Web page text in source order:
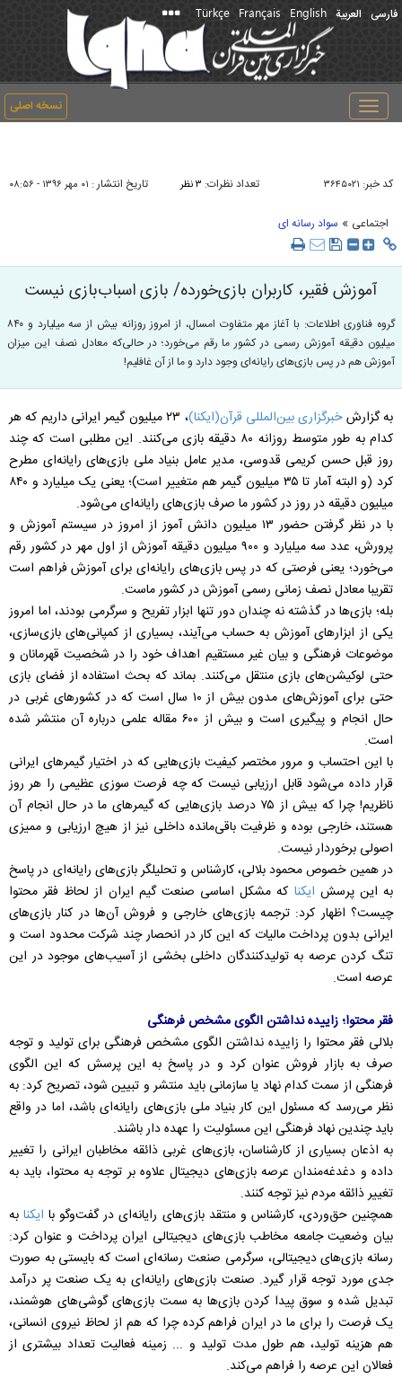
فارسی العربیة English
Français
Türkçe
نسخه اصلی
Toggle
navigation
کد خبر: ۳۶۴۵۰۲۱ تعداد نظرات: ۳ نظر تاریخ انتشار : ۰۱ مهر ۱۳۹۶ - ۰۸:۵۶
اجتماعی » سواد رسانه ای
آموزش فقیر، کاربران بازی‌خورده/ بازی اسباب‌بازی نیست
گروه فناوری اطلاعات: با آغاز مهر متفاوت امسال، از امروز روزانه بیش از سه میلیارد و ۸۴۰
میلیون دقیقه آموزش رسمی در کشور ما رقم می‌خورد؛ در حالی‌که معادل نصف این میزان
آموزش هم در پس بازی‌های رایانه‌ای وجود دارد و ما از آن غافلیم!
به گزارشخبرگزاری بین‌المللی قرآن(ایکنا)
، ۲۳ میلیون گیمر ایرانی داریم که هر
کدام به طور متوسط روزانه ۸۰ دقیقه بازی می‌کنند. این مطلبی است که چند
روز قبل حسن کریمی قدوسی، مدیر عامل بنیاد ملی بازی‌های رایانه‌ای مطرح
کرد (و البته آمار تا ۳۵ میلیون گیمر هم متغییر است)؛ یعنی یک میلیارد و ۸۴۰
میلیون دقیقه در روز در کشور ما صرف بازی‌های رایانه‌ای می‌شود.
با در نظر گرفتن حضور ۱۳ میلیون دانش آموز از امروز در سیستم آموزش و
پرورش، عدد سه میلیارد و ۹۰۰ میلیون دقیقه آموزش از اول مهر در کشور رقم
می‌خورد؛ یعنی فرصتی که در پس بازی‌های رایانه‌ای برای آموزش فراهم است
تقریبا معادل نصف زمانی رسمی آموزش در کشور ماست.
بله؛ بازی‌ها در گذشته نه چندان دور تنها ابزار تفریح و سرگرمی بود‌ند، اما امروز
یکی از ابزارهای آموزش به حساب می‌آیند، بسیاری از کمپانی‌های بازی‌سازی،
موضوعات فرهنگی و بیان غیر مستقیم اهداف خود را در شخصیت قهرمانان و
حتی لوکیشن‌های بازی منتقل می‌کنند. بماند که بحث استفاده از فضای بازی
حتی برای آموزش‌های مدون بیش از ۱۰ سال است که در کشورهای غربی در
حال انجام و پیگیری است و بیش از ۶۰۰ مقاله علمی درباره آن منتشر شده
است.
با این احتساب و مرور مختصر کیفیت بازی‌هایی که در اختیار گیمرهای ایرانی
قرار داده می‌شود قابل ارزیابی نیست که چه فرصت سوزی عظیمی را هر روز
ناظریم! چرا که بیش از ۷۵ درصد بازی‌هایی که گیمرهای ما در حال انجام آن
هستند، خارجی بوده و ظرفیت باقی‌مانده داخلی نیز از هیچ ارزیابی و ممیزی
اصولی برخوردار نیست.
در همین خصوص محمود بلالی، کارشناس و تحلیلگر بازی‌های رایانه‌ای در پاسخ
به این پرسش ایکنا که مشکل اساسی صنعت گیم ایران از لحاظ فقر محتوا
چیست؟ اظهار کرد: ترجمه بازی‌های خارجی و فروش آن‌ها در کنار بازی‌های
ایرانی بدون پرداخت مالیات که این کار در انحصار چند شرکت محدود است و
تنگ کردن عرصه به تولیدکنندگان داخلی بخشی از آسیب‌های موجود در این
عرصه است.
فقر محتوا؛ زاییده نداشتن الگوی مشخص فرهنگی
بلالی فقر محتوا را زاییده نداشتن الگوی مشخص فرهنگی برای تولید و توجه
صرف به بازار فروش عنوان کرد و در پاسخ به این پرسش که این الگوی
فرهنگی از سمت کدام نهاد یا سازمانی باید منتشر و تبیین شود، تصریح کرد: به
نظر می‌رسد که مسئول این کار بنیاد ملی بازی‌های رایانه‌ای باشد، اما در واقع
باید چندین نهاد فرهنگی این مسئولیت را عهده ‌دار باشند.
به اذعان بسیاری از کارشناسان، بازی‌های غربی ذائقه مخاطبان ایرانی را تغییر
داده و دغدغه‌مندان عرصه بازی‌های دیجیتال علاوه بر توجه به محتوا، باید به
تغییر ذائقه مردم نیز توجه کنند.
همچنین حق‌وردی، کارشناس و منتقد بازی‌های رایانه‌ای در گفت‌وگو با ایکنا به
بیان وضعیت جامعه مخاطب بازی‌های دیجیتالی ایران پرداخت و عنوان کرد:
رسانه بازی‌های دیجیتالی، سرگرمی صنعت رسانه‌ای است که بایستی به صورت
جدی مورد توجه قرار گیرد. صنعت بازی‌های رایانه‌ای به یک صنعت پر درآمد
تبدیل شده و سوق پیدا کردن بازی‌ها به سمت بازی‌های گوشی‌های هوشمند،
یک فرصت را برای ما در ایران فراهم کرده چرا که هم از لحاظ نیروی انسانی،
هم هزینه تولید، هم طول مدت تولید و ... زمینه فعالیت تعداد بیشتری از
فعالان این عرصه را فراهم می‌کند.